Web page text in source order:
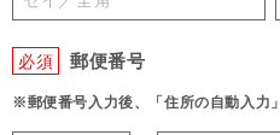
必須 郵便番号
※郵便番号入力後、「住所の自動入力